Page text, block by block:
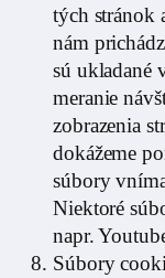
tých stránok
nám
sú ukladané
meranie
zobrazenia
dokážeme
súbory
Niektoré
napr.
Súbory